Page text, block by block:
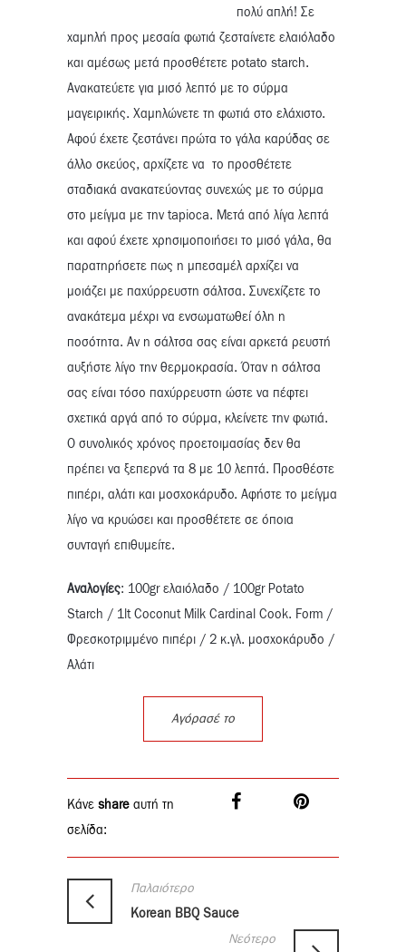
πολύ απλή! Σε
χαμηλή προς μεσαία φωτιά ζεσταίνετε ελαιόλαδο
και αμέσως μετά προσθέτετε potato starch.
Ανακατεύετε για μισό λεπτό με το σύρμα
μαγειρικής. Χαμηλώνετε τη φωτιά στο ελάχιστο.
Αφού έχετε ζεστάνει πρώτα το γάλα καρύδας σε
άλλο σκεύος, αρχίζετε να το προσθέτετε
σταδιακά ανακατεύοντας συνεχώς με το σύρμα
στο μείγμα με την tapioca. Μετά από λίγα λεπτά
και αφού έχετε χρησιμοποιήσει το μισό γάλα, θα
παρατηρήσετε πως η μπεσαμέλ αρχίζει να
μοιάζει με παχύρρευστη σάλτσα. Συνεχίζετε το
ανακάτεμα μέχρι να ενσωματωθεί όλη η
ποσότητα. Αν η σάλτσα σας είναι αρκετά ρευστή
αυξήστε λίγο την θερμοκρασία. Όταν η σάλτσα
σας είναι τόσο παχύρρευστη ώστε να πέφτει
σχετικά αργά από το σύρμα, κλείνετε την φωτιά.
Ο συνολικός χρόνος προετοιμασίας δεν θα
πρέπει να ξεπερνά τα 8 με 10 λεπτά. Προσθέστε
πιπέρι, αλάτι και μοσχοκάρυδο. Αφήστε το μείγμα
λίγο να κρυώσει και προσθέτετε σε όποια
συνταγή επιθυμείτε.
Αναλογίες: 100gr ελαιόλαδο / 100gr Potato
Starch / 1lt Coconut Milk Cardinal Cook. Form /
Φρεσκοτριμμένο πιπέρι / 2 κ.γλ. μοσχοκάρυδο /
Αλάτι
Αγόρασέ το
Κάνε share αυτή τη
σελίδα:
Παλαιότερο
Korean BBQ Sauce
Νεότερο